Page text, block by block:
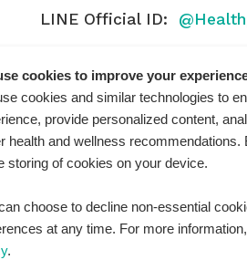
LINE Official ID:
https://lin.ee/sqNlLtc
cookies to improve your
cookies and similar technologies to
provide personalized content,
health and wellness recommendations.
storing of cookies on your device.
choose to decline non-essential
at any time. For more
.